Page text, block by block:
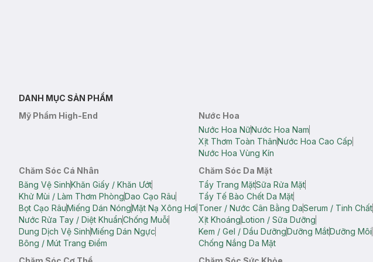
DANH MỤC SẢN PHẨM
Mỹ Phẩm High-End
Nước Hoa
Nước Hoa NữNước Hoa Nam
Xịt Thơm Toàn ThânNước Hoa Cao Cấp
Nước Hoa Vùng Kín
Chăm Sóc Cá Nhân
Băng Vệ SinhKhăn Giấy / Khăn Ướt
Khử Mùi / Làm Thơm PhòngDao Cạo Râu
Bọt Cạo RâuMiếng Dán NóngMặt Nạ Xông Hơi
Nước Rửa Tay / Diệt KhuẩnChống Muỗi
Dung Dịch Vệ SinhMiếng Dán Ngực
Bông / Mút Trang Điểm
Chăm Sóc Da Mặt
Tẩy Trang MặtSữa Rửa Mặt
Tẩy Tế Bào Chết Da Mặt
Toner / Nước Cân Bằng DaSerum / Tinh Chất
Xịt KhoángLotion / Sữa Dưỡng
Kem / Gel / Dầu DưỡngDưỡng MắtDưỡng Môi
Chống Nắng Da Mặt